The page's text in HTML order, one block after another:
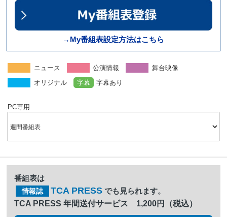
→My番組表設定方法はこちら
ニュース 公演情報
舞台映像
オリジナル
字幕 字幕あり
PC専用
番組表は
情報誌 TCA PRESS でも見られます。
TCA PRESS 年間送付サービス 1,200円（税込）